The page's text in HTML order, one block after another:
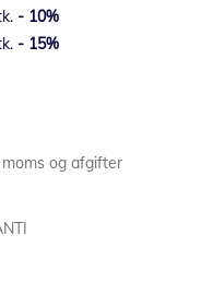
- 10%
- 15%
og afgifter